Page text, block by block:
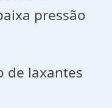
pressão
de laxantes